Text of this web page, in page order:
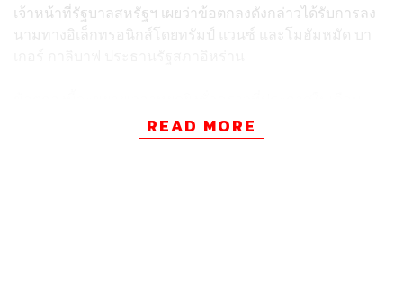
เจ้าหน้าที่รัฐบาลสหรัฐฯ เผยว่าข้อตกลงดังกล่าวได้รับการลง
นามทางอิเล็กทรอนิกส์โดยทรัมป์ แวนซ์ และโมฮัมหมัด บา
เมษายนออกไปอีก 60 วัน และคาดว่าจะเปิดช่องแคบฮอร์มุ
READ MORE